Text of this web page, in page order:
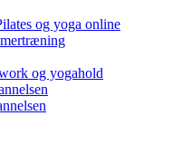
og yoga online
og yogahold